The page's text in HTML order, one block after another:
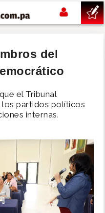
del
el Tribunal
partidos políticos
internas.